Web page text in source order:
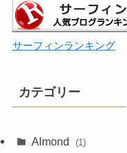
サーフィンランキング
カテゴリー
Almond (1)